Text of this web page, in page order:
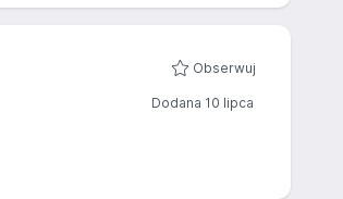
Obserwuj
Dodana 10 lipca